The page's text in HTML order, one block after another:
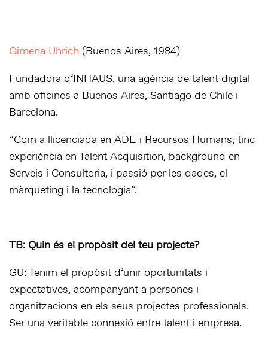
Gimena Uhrich (Buenos Aires, 1984)
Fundadora d’INHAUS, una agència de talent digital
amb oficines a Buenos Aires, Santiago de Chile i
Barcelona.
“Com a llicenciada en ADE i Recursos Humans, tinc
experiència en Talent Acquisition, background en
Serveis i Consultoria, i passió per les dades, el
màrqueting i la tecnologia”.
TB: Quin és el propòsit del teu projecte?
GU: Tenim el propòsit d’unir oportunitats i
expectatives, acompanyant a persones i
organitzacions en els seus projectes professionals.
Ser una veritable connexió entre talent i empresa.